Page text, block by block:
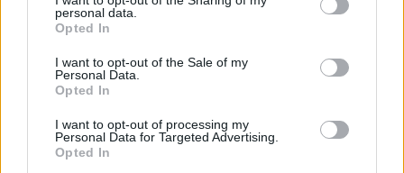
grant or deny consent to Google and its third-party tags to
use your data for below specified purposes in below Google
consent section.
personal data.
Opted In
I want to opt-out of the Sale of my
Personal Data.
Opted In
I want to opt-out of processing my
Personal Data for Targeted Advertising.
Opted In
Magyar Ügyvéd •2026. február 19.
A Fidesznek semmi nem drága, ha a hatalom
megőrzéséről van szó. A Klubrádió pedig zavaró